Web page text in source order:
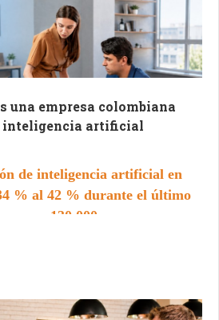
una empresa colombiana
inteligencia artificial
de inteligencia artificial en
% al 42 % durante el último
unas 130.000 empresas
a sus operaciones. El
a una